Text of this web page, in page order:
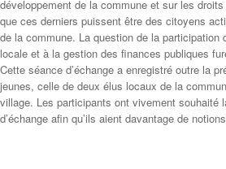
développement de la commune et sur les
que ces derniers puissent être des citoyens
de la commune. La question de la participation
locale et à la gestion des finances publiques
Cette séance d’échange a enregistré outre la
jeunes, celle de deux élus locaux de la
village. Les participants ont vivement souhaité
d’échange afin qu’ils aient davantage de